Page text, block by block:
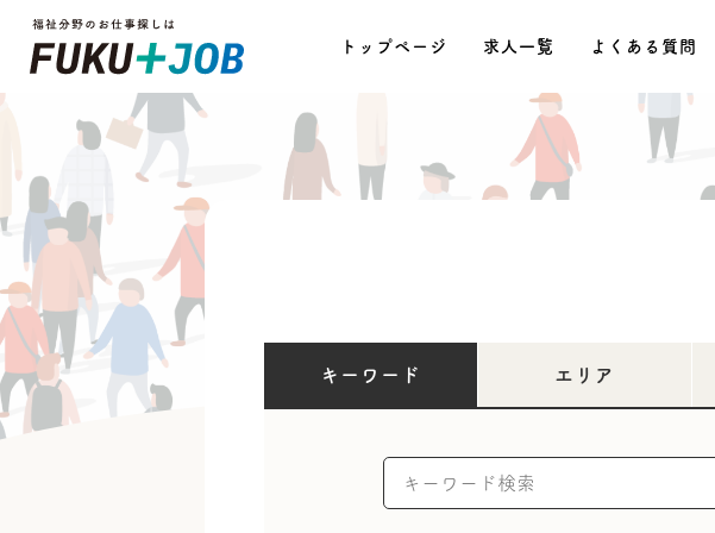
トップページ 求人一覧 よくある質問
キーワード エリア